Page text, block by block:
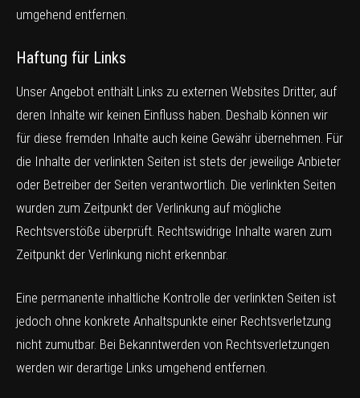
umgehend entfernen.
Haftung für Links
Unser Angebot enthält Links zu externen Websites Dritter, auf
deren Inhalte wir keinen Einfluss haben. Deshalb können wir
für diese fremden Inhalte auch keine Gewähr übernehmen. Für
die Inhalte der verlinkten Seiten ist stets der jeweilige Anbieter
oder Betreiber der Seiten verantwortlich. Die verlinkten Seiten
wurden zum Zeitpunkt der Verlinkung auf mögliche
Rechtsverstöße überprüft. Rechtswidrige Inhalte waren zum
Zeitpunkt der Verlinkung nicht erkennbar.
Eine permanente inhaltliche Kontrolle der verlinkten Seiten ist
jedoch ohne konkrete Anhaltspunkte einer Rechtsverletzung
nicht zumutbar. Bei Bekanntwerden von Rechtsverletzungen
werden wir derartige Links umgehend entfernen.